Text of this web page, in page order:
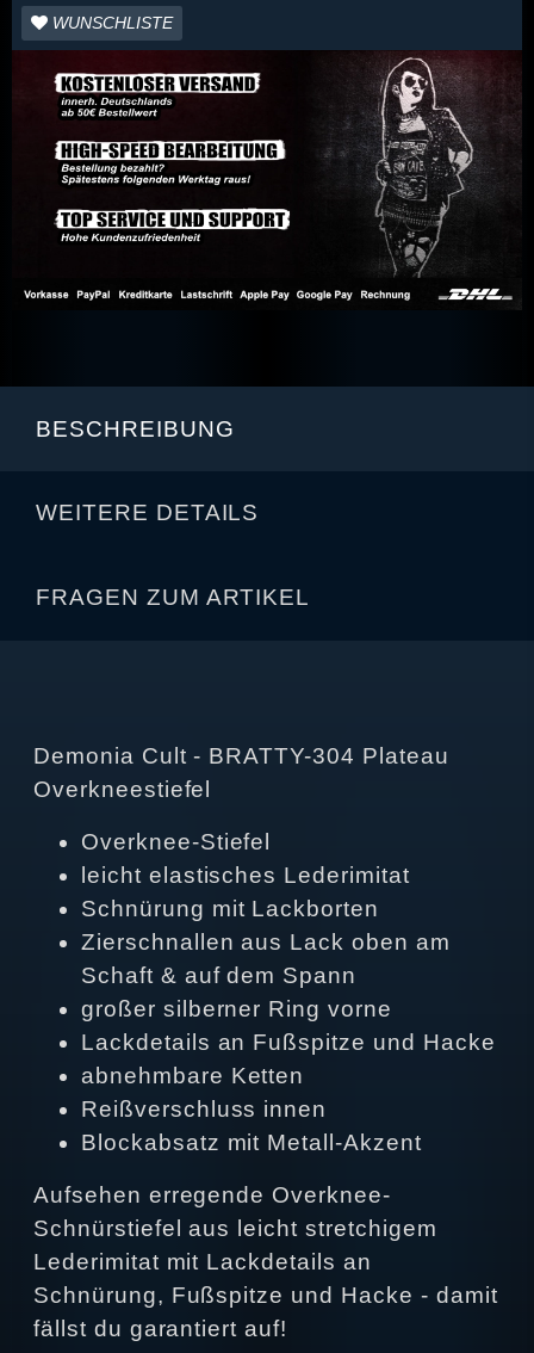
WUNSCHLISTE
BESCHREIBUNG
WEITERE DETAILS
FRAGEN ZUM ARTIKEL
Demonia Cult - BRATTY-304 Plateau
Overkneestiefel
Overknee-Stiefel
leicht elastisches Lederimitat
Schnürung mit Lackborten
Zierschnallen aus Lack oben am
Schaft & auf dem Spann
großer silberner Ring vorne
Lackdetails an Fußspitze und Hacke
abnehmbare Ketten
Reißverschluss innen
Blockabsatz mit Metall-Akzent
Aufsehen erregende Overknee-
Schnürstiefel aus leicht stretchigem
Lederimitat mit Lackdetails an
Schnürung, Fußspitze und Hacke - damit
fällst du garantiert auf!